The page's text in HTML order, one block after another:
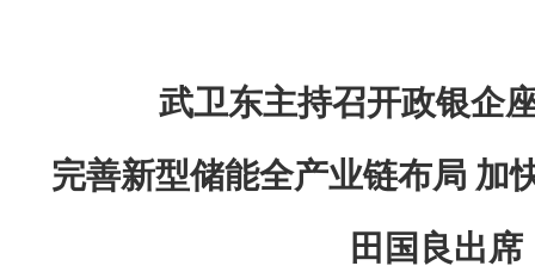
武卫东主持召开政银企
完善新型储能全产业链布局 加
田国良出席